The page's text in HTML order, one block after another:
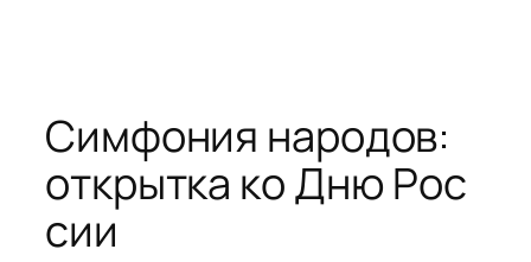
Симфония народов:
открытка ко Дню Рос
сии